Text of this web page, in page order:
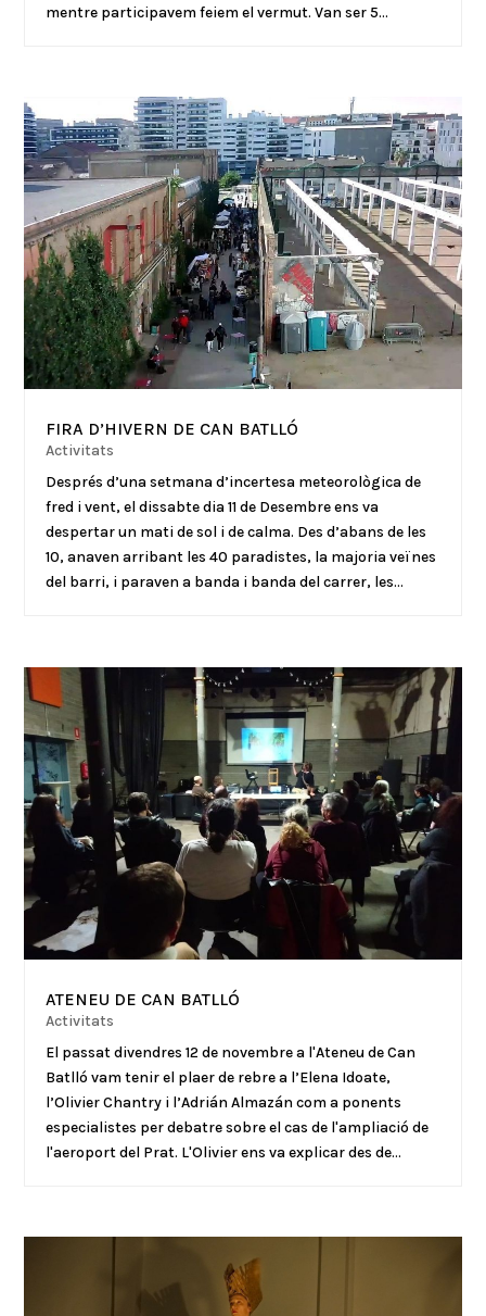
mentre participavem feiem el vermut. Van ser 5...
FIRA D’HIVERN DE CAN BATLLÓ
Activitats
Després d’una setmana d’incertesa meteorològica de
fred i vent, el dissabte dia 11 de Desembre ens va
despertar un mati de sol i de calma. Des d’abans de les
10, anaven arribant les 40 paradistes, la majoria veïnes
del barri, i paraven a banda i banda del carrer, les...
ATENEU DE CAN BATLLÓ
Activitats
El passat divendres 12 de novembre a l'Ateneu de Can
Batlló vam tenir el plaer de rebre a l’Elena Idoate,
l’Olivier Chantry i l’Adrián Almazán com a ponents
especialistes per debatre sobre el cas de l'ampliació de
l'aeroport del Prat. L'Olivier ens va explicar des de...